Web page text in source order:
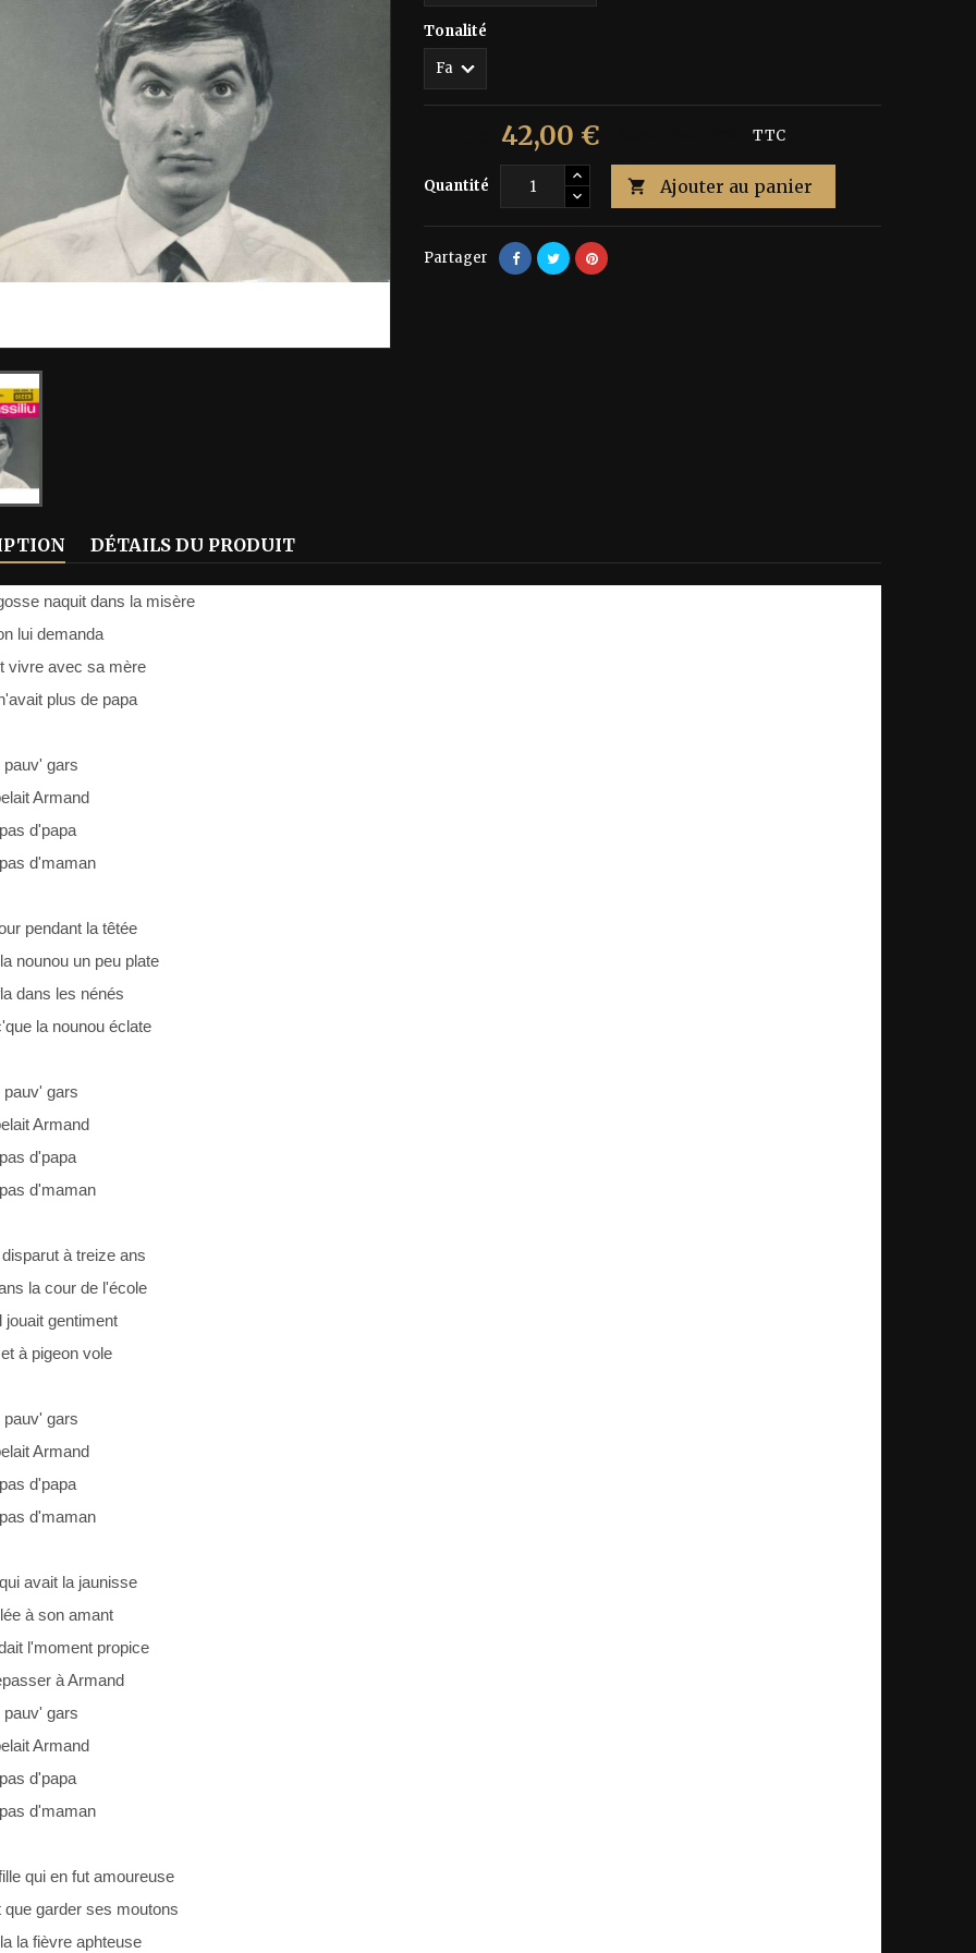
Tonalité
42,00 € TTC
Quantité  Ajouter au panier
Partager
DÉTAILS DU PRODUIT
naquit dans la misère
lui demanda
vivre avec sa mère
plus de papa
pauv' gars
Armand
d'papa
d'maman
pendant la têtée
nounou un peu plate
dans les nénés
la nounou éclate
pauv' gars
Armand
d'papa
d'maman
à treize ans
la cour de l'école
jouait gentiment
à pigeon vole
pauv' gars
Armand
d'papa
d'maman
avait la jaunisse
à son amant
l'moment propice
à Armand
pauv' gars
Armand
d'papa
d'maman
qui en fut amoureuse
que garder ses moutons
la fièvre aphteuse